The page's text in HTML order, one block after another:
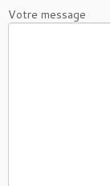
Votre message